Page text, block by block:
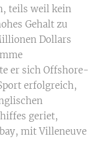
teils weil kein
Gehalt zu
Dollars
er sich Offshore-
erfolgreich,
geriet,
mit Villeneuve